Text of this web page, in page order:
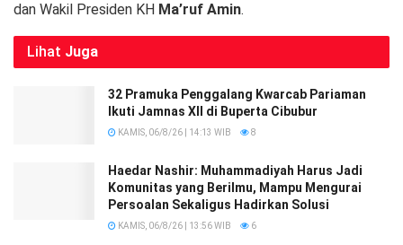
dan Wakil Presiden KH Ma’ruf Amin.
Lihat Juga
32 Pramuka Penggalang Kwarcab Pariaman
Ikuti Jamnas XII di Buperta Cibubur
KAMIS, 06/8/26 | 14:13 WIB 8
Haedar Nashir: Muhammadiyah Harus Jadi
Komunitas yang Berilmu, Mampu Mengurai
Persoalan Sekaligus Hadirkan Solusi
KAMIS, 06/8/26 | 13:56 WIB 6